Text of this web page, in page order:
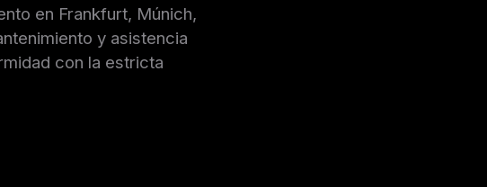
en Frankfurt, Múnich,
y asistencia
con la estricta